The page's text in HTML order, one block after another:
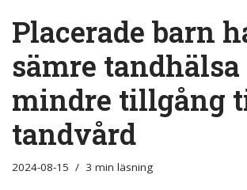
Placerade barn
sämre tandhälsa
mindre tillgång
tandvård
2024-08-15 3 min läsning